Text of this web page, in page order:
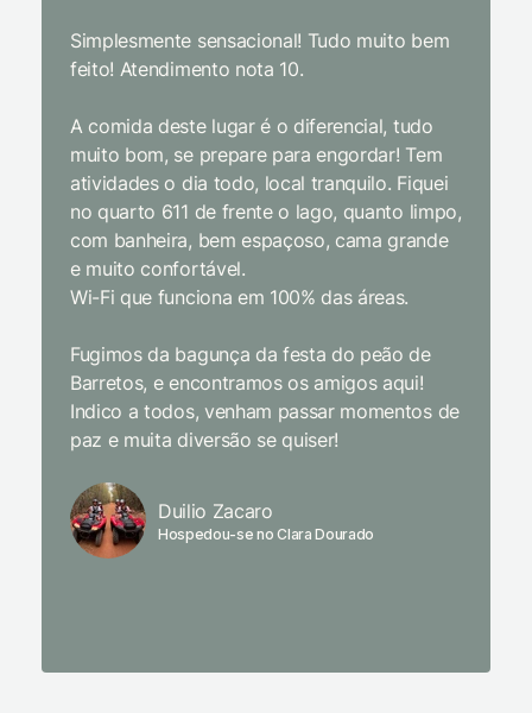
Simplesmente sensacional! Tudo muito bem
feito! Atendimento nota 10.
A comida deste lugar é o diferencial, tudo
muito bom, se prepare para engordar! Tem
atividades o dia todo, local tranquilo. Fiquei
no quarto 611 de frente o lago, quanto limpo,
com banheira, bem espaçoso, cama grande
e muito confortável.
Wi-Fi que funciona em 100% das áreas.
Fugimos da bagunça da festa do peão de
Barretos, e encontramos os amigos aqui!
Indico a todos, venham passar momentos de
paz e muita diversão se quiser!
Duilio Zacaro
Hospedou-se no Clara Dourado